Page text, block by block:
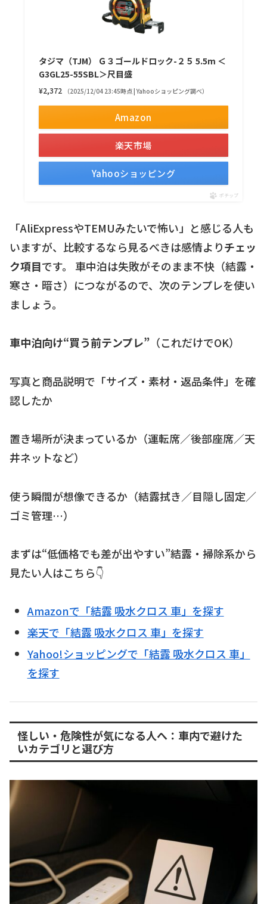
タジマ（TJM） Ｇ３ゴールドロック-２５ 5.5m ＜
G3GL25-55SBL＞尺目盛
¥2,372 （2025/12/04 23:45時点 | Yahooショッピング調べ）
Amazon
楽天市場
Yahooショッピング
ポチップ
「AliExpressやTEMUみたいで怖い」と感じる人も
いますが、比較するなら見るべきは感情よりチェッ
ク項目です。 車中泊は失敗がそのまま不快（結露・
寒さ・暗さ）につながるので、次のテンプレを使い
ましょう。
車中泊向け“買う前テンプレ” （これだけでOK）
写真と商品説明で「サイズ・素材・返品条件」を確
認したか
置き場所が決まっているか（運転席／後部座席／天
井ネットなど）
使う瞬間が想像できるか（結露拭き／目隠し固定／
ゴミ管理…）
まずは“低価格でも差が出やすい”結露・掃除系から
見たい人はこちら👇
Amazonで「結露 吸水クロス 車」を探す
楽天で「結露 吸水クロス 車」を探す
Yahoo!ショッピングで「結露 吸水クロス 車」
を探す
怪しい・危険性が気になる人へ：車内で避けた
いカテゴリと選び方